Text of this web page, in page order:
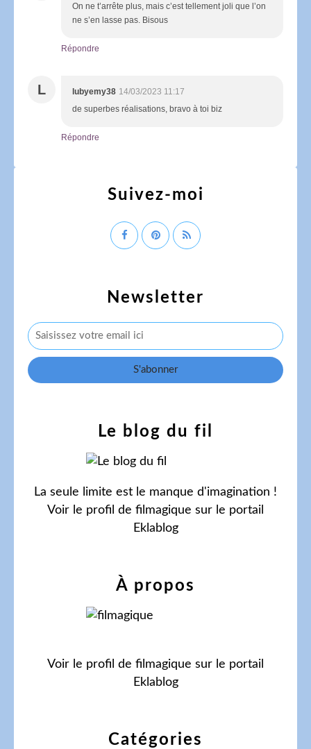
On ne t’arrête plus, mais c’est tellement joli que l’on
ne s’en lasse pas. Bisous
Répondre
L lubyemy38 14/03/2023 11:17
de superbes réalisations, bravo à toi biz
Répondre
Newsletter
Catégories
Le blog du fil
La seule limite est le manque d'imagination !
Voir le profil de filmagique sur le portail
Eklablog
Suivez-moi
À propos
Voir le profil de filmagique sur le portail
Eklablog